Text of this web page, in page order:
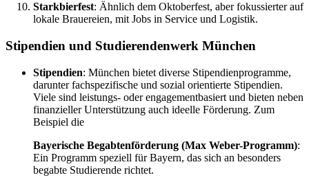
Starkbierfest: Ähnlich dem Oktoberfest, aber fokussierter auf
lokale Brauereien, mit Jobs in Service und Logistik.
Stipendien und Studierendenwerk München
Stipendien: München bietet diverse Stipendienprogramme,
darunter fachspezifische und sozial orientierte Stipendien.
Viele sind leistungs- oder engagementbasiert und bieten neben
finanzieller Unterstützung auch ideelle Förderung. Zum
Beispiel die
Bayerische Begabtenförderung (Max Weber-Programm):
Ein Programm speziell für Bayern, das sich an besonders
begabte Studierende richtet.